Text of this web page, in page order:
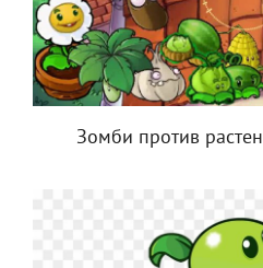
Зомби против